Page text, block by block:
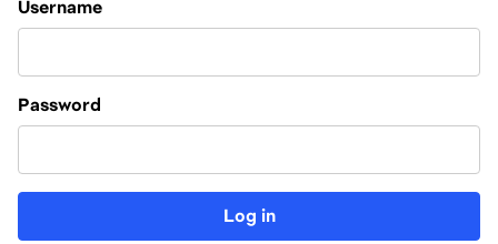
Login
Username
Password
Log in